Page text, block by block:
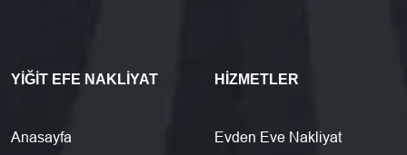
YIĞIT EFE NAKLIYAT
Anasayfa
HIZMETLER
Evden Eve Nakliyat